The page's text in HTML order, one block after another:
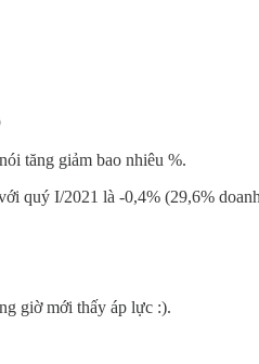
tăng giảm bao nhiêu %.
quý I/2021 là -0,4% (29,6%
giờ mới thấy áp lực :).